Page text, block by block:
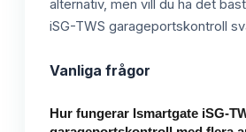
alternativ, men vill du ha det
iSG-TWS garageportskontroll
Vanliga frågor
Hur fungerar Ismartgate iSG-